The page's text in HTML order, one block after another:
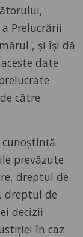
Prelucrării
, și își dă
date
către
prevăzute
dreptul de
dreptul de
decizii
în caz